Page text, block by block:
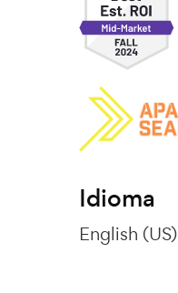
Idioma
English (US)